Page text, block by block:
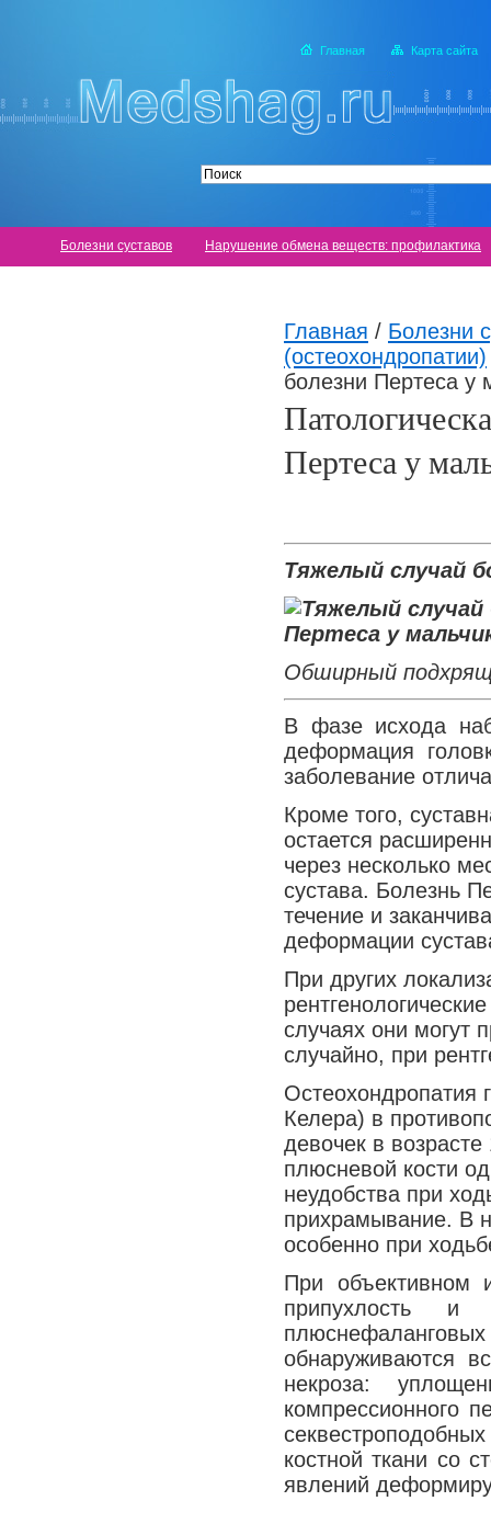
Главная Карта сайта
Болезни суставов Нарушение обмена веществ: профилактика
Главная / Болезни
(остеохондропатии)
болезни Пертеса у
Пертеса у
Тяжелый случай
Обширный
В фазе исхода
деформация
заболевание
Кроме того,
остается
через несколько
сустава. Болезнь
течение и
деформации
При других
случаях они могут
случайно, при
Остеохондропатия
Келера) в
девочек в
плюсневой кости
неудобства при
прихрамывание. В
особенно при
При объективном
припухлость и
обнаруживаются
некроза:
компрессионного
костной ткани со
явлений